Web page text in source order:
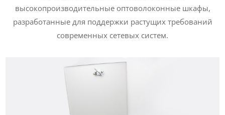
высокопроизводительные оптоволоконные шкафы,
разработанные для поддержки растущих требований
современных сетевых систем.